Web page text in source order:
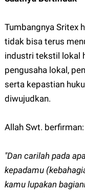
Tumbangnya Sritex
tidak bisa terus
industri tekstil lokal
pengusaha lokal,
serta kepastian
diwujudkan.
Allah Swt. berfirman:
"Dan carilah pada
kepadamu
kamu lupakan